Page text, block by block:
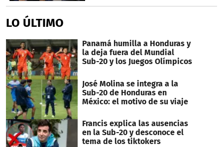
LO ÚLTIMO
Panamá humilla a Honduras y
la deja fuera del Mundial
Sub-20 y los Juegos Olímpicos
José Molina se integra a la
Sub-20 de Honduras en
México: el motivo de su viaje
Francis explica las ausencias
en la Sub-20 y desconoce el
tema de los tiktokers